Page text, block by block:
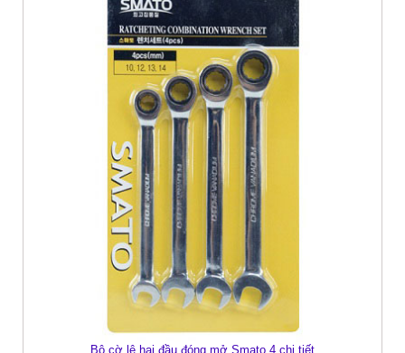
Bộ cờ lê hai đầu đóng mở Smato 4 chi tiết